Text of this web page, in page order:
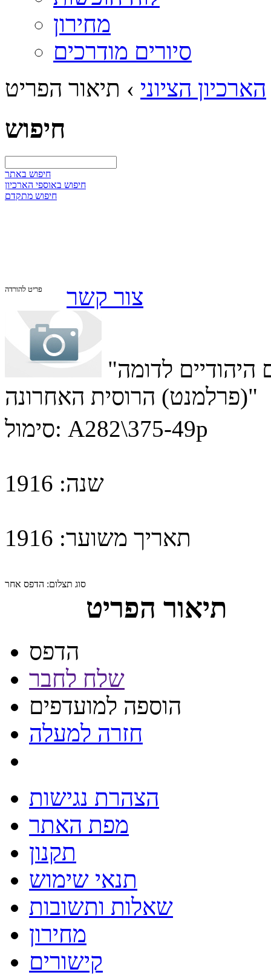
מחירון
סיורים מודרכים
הארכיון הציוני › תיאור הפריט
חיפוש
חיפוש באתר
חיפוש באוספי הארכיון
חיפוש מתקדם
פריט להורדה צור קשר
"הועד המיעץ ליד שני הצירים היהודיים לדומה
(פרלמנט) הרוסית האחרונה"
סימול: A282\375-49p
שנה: 1916
תאריך משוער: 1916
סוג תצלום: הדפס אחר
תיאור הפריט
הדפס
שלח לחבר
הוספה למועדפים
חזרה למעלה
הצהרת נגישות
מפת האתר
תקנון
תנאי שימוש
שאלות ותשובות
מחירון
קישורים